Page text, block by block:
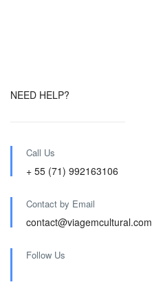
NEED HELP?
Call Us
+ 55 (71) 992163106
Contact by Email
contact@viagemcultural.com
Follow Us